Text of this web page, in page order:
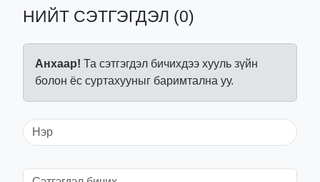
НИЙТ СЭТГЭГДЭЛ (0)
Анхаар! Та сэтгэгдэл бичихдээ хууль зүйн
болон ёс суртахууныг баримтална уу.